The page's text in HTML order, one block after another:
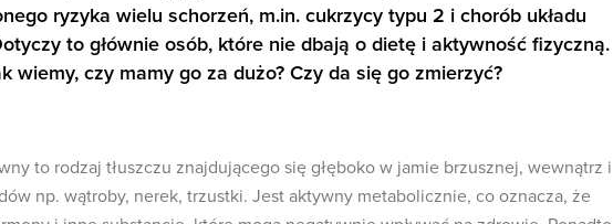
ryzyka wielu schorzeń, m.in. cukrzycy typu 2 i chorób układu
to głównie osób, które nie dbają o dietę i aktywność fizyczną.
wiemy, czy mamy go za dużo? Czy da się go zmierzyć?
to rodzaj tłuszczu znajdującego się głęboko w jamie brzusznej, wewnątrz i
np. wątroby, nerek, trzustki. Jest aktywny metabolicznie, co oznacza, że